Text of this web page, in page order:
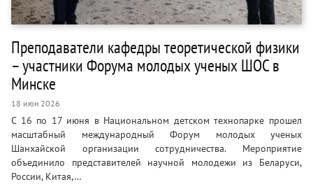
Преподаватели кафедры теоретической физики
– участники Форума молодых ученых ШОС в
Минске
18 июн 2026
С 16 по 17 июня в Национальном детском технопарке прошел
масштабный международный Форум молодых ученых
Шанхайской организации сотрудничества. Мероприятие
объединило представителей научной молодежи из Беларуси,
России, Китая,…